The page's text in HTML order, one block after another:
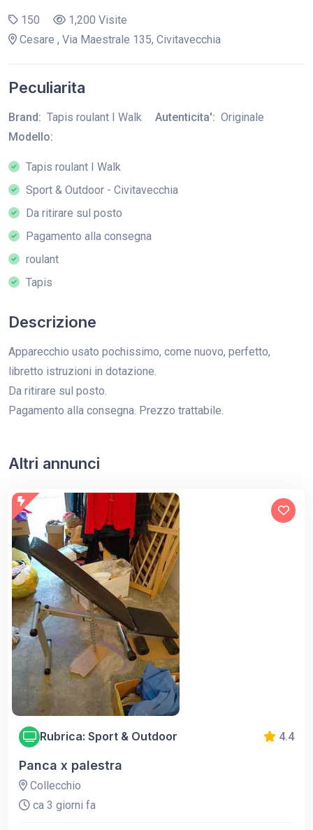
150
1,200 Visite
Cesare , Via Maestrale 135, Civitavecchia
Peculiarita
Brand: Tapis roulant I Walk Autenticita': Originale
Modello:
Tapis roulant I Walk
Sport & Outdoor - Civitavecchia
Da ritirare sul posto
Pagamento alla consegna
roulant
Tapis
Descrizione
Apparecchio usato pochissimo, come nuovo, perfetto,
libretto istruzioni in dotazione.
Da ritirare sul posto.
Pagamento alla consegna. Prezzo trattabile.
Altri annunci
Rubrica: Sport & Outdoor 4.4
Panca x palestra
Collecchio
ca 3 giorni fa